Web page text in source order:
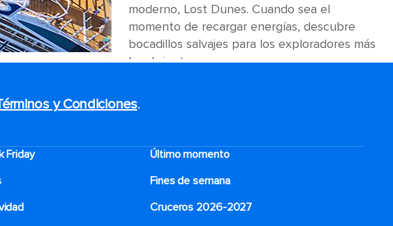
moderno, Lost Dunes. Cuando sea el
momento de recargar energías, descubre
bocadillos salvajes para los exploradores más
hambrientos.
y Condiciones.
Friday
Último momento
Fines de semana
Cruceros 2026-2027